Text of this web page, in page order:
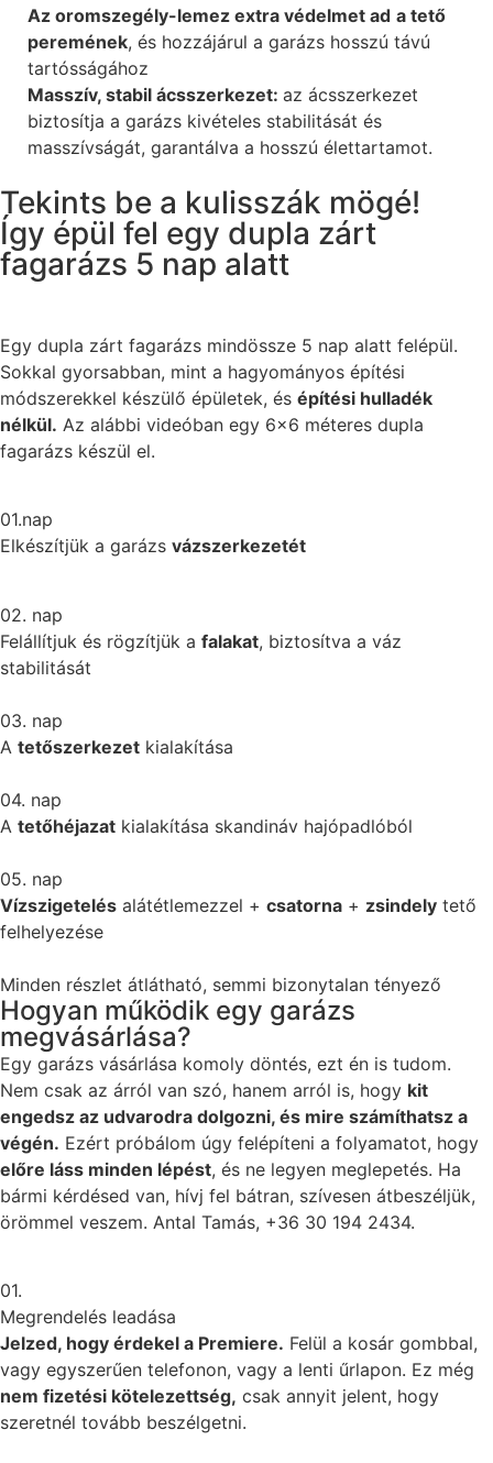
Az oromszegély-lemez extra védelmet ad a tető
peremének, és hozzájárul a garázs hosszú távú
tartósságához
Masszív, stabil ácsszerkezet: az ácsszerkezet
biztosítja a garázs kivételes stabilitását és
masszívságát, garantálva a hosszú élettartamot.
Tekints be a kulisszák mögé!
Így épül fel egy dupla zárt
fagarázs 5 nap alatt
Egy dupla zárt fagarázs mindössze 5 nap alatt felépül.
Sokkal gyorsabban, mint a hagyományos építési
módszerekkel készülő épületek, és építési hulladék
nélkül. Az alábbi videóban egy 6×6 méteres dupla
fagarázs készül el.
01.nap
Elkészítjük a garázs vázszerkezetét
02. nap
Felállítjuk és rögzítjük a falakat, biztosítva a váz
stabilitását
03. nap
A tetőszerkezet kialakítása
04. nap
A tetőhéjazat kialakítása skandináv hajópadlóból
05. nap
Vízszigetelés alátétlemezzel + csatorna + zsindely tető
felhelyezése
Minden részlet átlátható, semmi bizonytalan tényező
Hogyan működik egy garázs
megvásárlása?
Egy garázs vásárlása komoly döntés, ezt én is tudom.
Nem csak az árról van szó, hanem arról is, hogy kit
engedsz az udvarodra dolgozni, és mire számíthatsz a
végén. Ezért próbálom úgy felépíteni a folyamatot, hogy
előre láss minden lépést, és ne legyen meglepetés. Ha
bármi kérdésed van, hívj fel bátran, szívesen átbeszéljük,
örömmel veszem. Antal Tamás, +36 30 194 2434.
01.
Megrendelés leadása
Jelzed, hogy érdekel a Premiere. Felül a kosár gombbal,
vagy egyszerűen telefonon, vagy a lenti űrlapon. Ez még
nem fizetési kötelezettség, csak annyit jelent, hogy
szeretnél tovább beszélgetni.